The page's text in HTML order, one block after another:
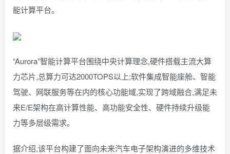
能计算平台。
“Aurora”智能计算平台围绕中央计算理念,硬件搭载主流大算
力芯片,总算力可达2000TOPS以上;软件集成智能座舱、智能
驾驶、网联服务等在内的核心功能域,实现了跨域融合,满足未
来E/E架构在高计算性能、高功能安全性、硬件持续升级能
力等多层级需求。
据介绍,该平台构建了面向未来汽车电子架构演进的多维技术